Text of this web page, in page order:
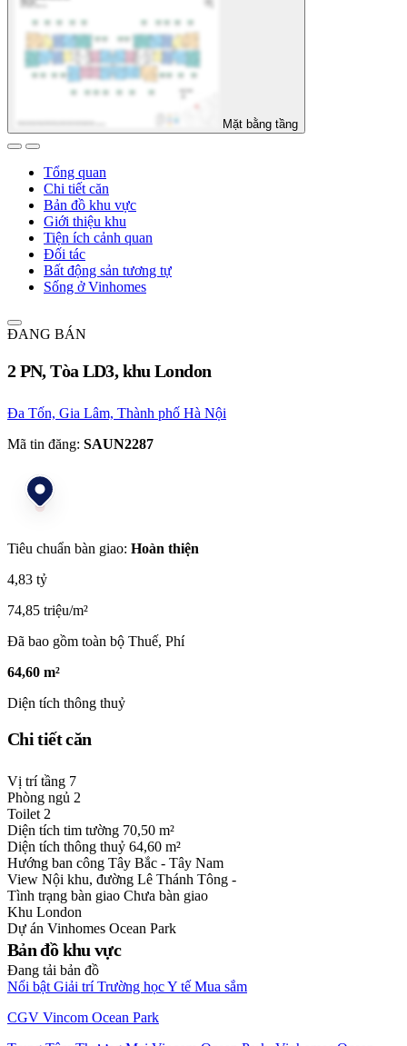
Mặt bằng tầng
Tổng quan
Chi tiết căn
Bản đồ khu vực
Giới thiệu khu
Tiện ích cảnh quan
Đối tác
Bất động sản tương tự
Sống ở Vinhomes
ĐANG BÁN
2 PN, Tòa LD3, khu London
Đa Tốn, Gia Lâm, Thành phố Hà Nội
Mã tin đăng: SAUN2287
Tiêu chuẩn bàn giao: Hoàn thiện
4,83 tỷ
74,85 triệu/m²
Đã bao gồm toàn bộ Thuế, Phí
64,60 m²
Diện tích thông thuỷ
Chi tiết căn
Vị trí tầng 7
Phòng ngủ 2
Toilet 2
Diện tích tim tường 70,50 m²
Diện tích thông thuỷ 64,60 m²
Hướng ban công Tây Bắc - Tây Nam
View Nội khu, đường Lê Thánh Tông -
Tình trạng bàn giao Chưa bàn giao
Khu London
Dự án Vinhomes Ocean Park
Bản đồ khu vực
Đang tải bản đồ
Nổi bật Giải trí Trường họcY tế Mua sắm
CGV Vincom Ocean Park